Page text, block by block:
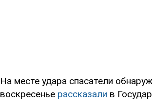
На месте удара спасатели
воскресенье рассказали в